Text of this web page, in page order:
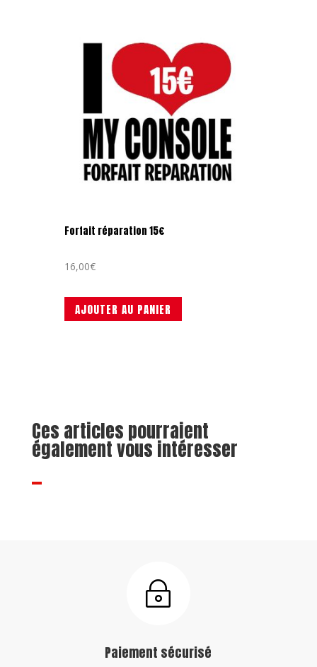
Forfait réparation 15€
16,00€
AJOUTER AU PANIER
Ces articles pourraient
également vous intéresser
~
Paiement sécurisé